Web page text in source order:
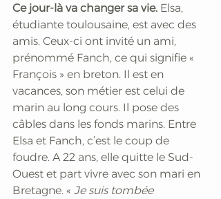
Ce jour-là va changer sa vie. Elsa,
étudiante toulousaine, est avec des
amis. Ceux-ci ont invité un ami,
prénommé Fanch, ce qui signifie «
François » en breton. Il est en
vacances, son métier est celui de
marin au long cours. Il pose des
câbles dans les fonds marins. Entre
Elsa et Fanch, c’est le coup de
foudre. A 22 ans, elle quitte le Sud-
Ouest et part vivre avec son mari en
Bretagne. « Je suis tombée